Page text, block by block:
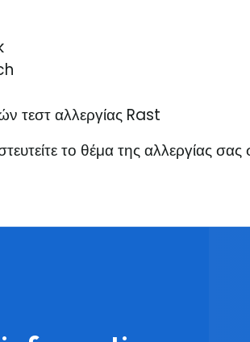
τεστ αλλεργίας Rast
το θέμα της αλλεργίας σας